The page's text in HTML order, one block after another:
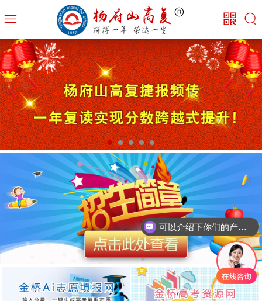
可以介绍下你们的产品么？